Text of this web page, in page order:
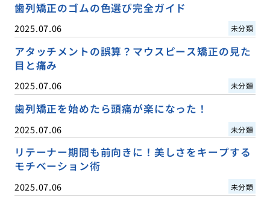
歯列矯正のゴムの色選び完全ガイド
2025.07.06 未分類
アタッチメントの誤算？マウスピース矯正の見た
目と痛み
2025.07.06 未分類
歯列矯正を始めたら頭痛が楽になった！
2025.07.06 未分類
リテーナー期間も前向きに！美しさをキープする
モチベーション術
2025.07.06 未分類